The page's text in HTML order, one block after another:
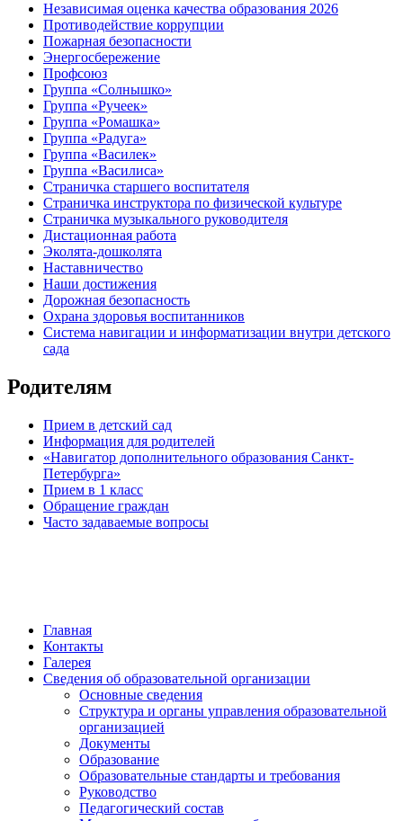
Независимая оценка качества образования 2026
Противодействие коррупции
Пожарная безопасности
Энергосбережение
Профсоюз
Группа «Солнышко»
Группа «Ручеек»
Группа «Ромашка»
Группа «Радуга»
Группа «Василек»
Группа «Василиса»
Страничка старшего воспитателя
Страничка инструктора по физической культуре
Страничка музыкального руководителя
Дистационная работа
Эколята-дошколята
Наставничество
Наши достижения
Дорожная безопасность
Охрана здоровья воспитанников
Система навигации и информатизации внутри детского
сада
Родителям
Прием в детский сад
Информация для родителей
«Навигатор дополнительного образования Санкт-
Петербурга»
Прием в 1 класс
Обращение граждан
Часто задаваемые вопросы
Главная
Контакты
Галерея
Сведения об образовательной организации
Основные сведения
Структура и органы управления образовательной
организацией
Документы
Образование
Образовательные стандарты и требования
Руководство
Педагогический состав